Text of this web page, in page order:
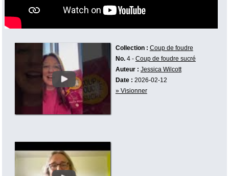
Collection : Coup de foudre
No.4 - Coup de foudre sucré
Auteur : Jessica Wilcott
Date : 2026-02-12
» Visionner